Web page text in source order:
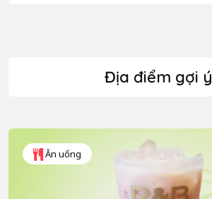
Địa điểm gợi ý
Ăn uống